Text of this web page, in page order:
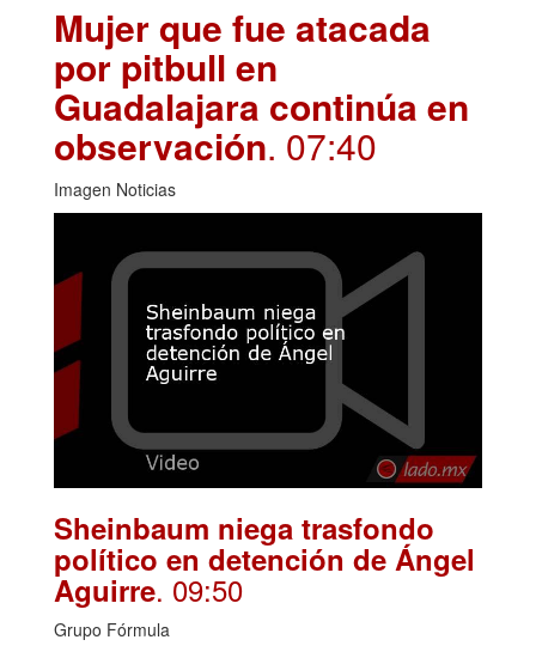
Mujer que fue atacada
por pitbull en
Guadalajara continúa en
observación. 07:40
Imagen Noticias
Sheinbaum niega trasfondo
político en detención de Ángel
Aguirre. 09:50
Grupo Fórmula